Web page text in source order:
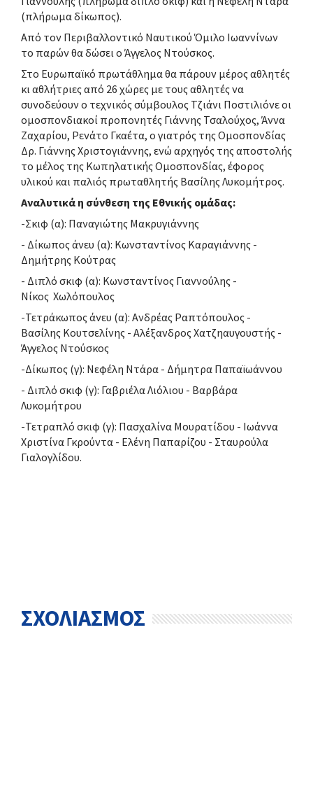
(πλήρωμα δίκωπος).
Από τον Περιβαλλοντικό Ναυτικού Όμιλο Ιωαννίνων
το παρών θα δώσει ο Άγγελος Ντούσκος.
Στο Ευρωπαϊκό πρωτάθλημα θα πάρουν μέρος αθλητές
κι αθλήτριες από 26 χώρες με τους αθλητές να
συνοδεύουν ο τεχνικός σύμβουλος Τζιάνι Ποστιλιόνε οι
ομοσπονδιακοί προπονητές Γιάννης Τσαλούχος, Άννα
Ζαχαρίου, Ρενάτο Γκαέτα, ο γιατρός της Ομοσπονδίας
Δρ. Γιάννης Χριστογιάννης, ενώ αρχηγός της αποστολής
το μέλος της Κωπηλατικής Ομοσπονδίας, έφορος
υλικού και παλιός πρωταθλητής Βασίλης Λυκομήτρος.
Αναλυτικά η σύνθεση της Εθνικής ομάδας:
-Σκιφ (α): Παναγιώτης Μακρυγιάννης
- Δίκωπος άνευ (α): Κωνσταντίνος Καραγιάννης -
Δημήτρης Κούτρας
- Διπλό σκιφ (α): Κωνσταντίνος Γιαννούλης -
Νίκος Χωλόπουλος
-Τετράκωπος άνευ (α): Ανδρέας Ραπτόπουλος -
Βασίλης Κουτσελίνης - Αλέξανδρος Χατζηαυγουστής -
Άγγελος Ντούσκος
-Δίκωπος (γ): Νεφέλη Ντάρα - Δήμητρα Παπαϊωάννου
- Διπλό σκιφ (γ): Γαβριέλα Λιόλιου - Βαρβάρα
Λυκομήτρου
-Τετραπλό σκιφ (γ): Πασχαλίνα Μουρατίδου - Ιωάννα
Χριστίνα Γκρούντα - Ελένη Παπαρίζου - Σταυρούλα
Γιαλογλίδου.
ΣΧΟΛΙΑΣΜΟΣ